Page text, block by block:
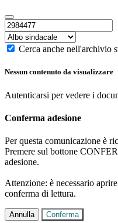
Cerca anche nell'archivio
Nessun contenuto da visualizzare
Autenticarsi per vedere i
Conferma adesione
Per questa comunicazione è
Premere sul bottone
adesione.
Attenzione: è necessario
conferma di lettura.
Annulla Conferma